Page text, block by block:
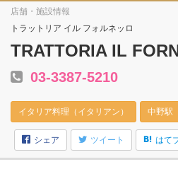
店舗・施設情報
トラットリア イル フォルネッロ
TRATTORIA IL
03-3387-5210
イタリア料理（イタリアン） 中野駅
シェア ツイート はて